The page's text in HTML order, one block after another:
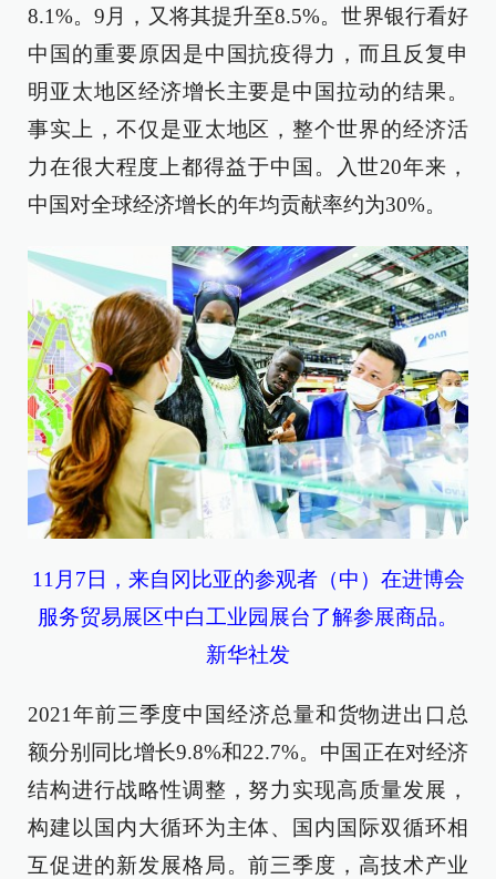
8.1%。9月，又将其提升至8.5%。世界银行看好
中国的重要原因是中国抗疫得力，而且反复申
明亚太地区经济增长主要是中国拉动的结果。
事实上，不仅是亚太地区，整个世界的经济活
力在很大程度上都得益于中国。入世20年来，
中国对全球经济增长的年均贡献率约为30%。
11月7日，来自冈比亚的参观者（中）在进博会
服务贸易展区中白工业园展台了解参展商品。
新华社发
2021年前三季度中国经济总量和货物进出口总
额分别同比增长9.8%和22.7%。中国正在对经济
结构进行战略性调整，努力实现高质量发展，
构建以国内大循环为主体、国内国际双循环相
互促进的新发展格局。前三季度，高技术产业